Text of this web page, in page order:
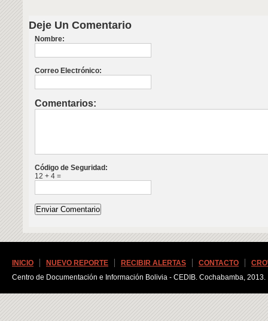
Deje Un Comentario
Nombre:
Correo Electrónico:
Comentarios:
Código de Seguridad:
12 + 4 =
INICIO NUEVO REPORTE RECIBIR ALERTAS CONTACTO
Centro de Documentación e Información Bolivia - CEDIB. Cochabamba, 2013.